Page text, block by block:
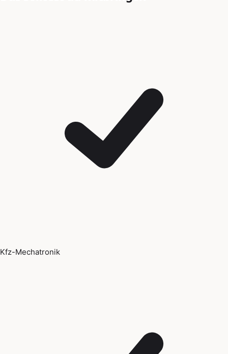
Kfz-Mechatronik